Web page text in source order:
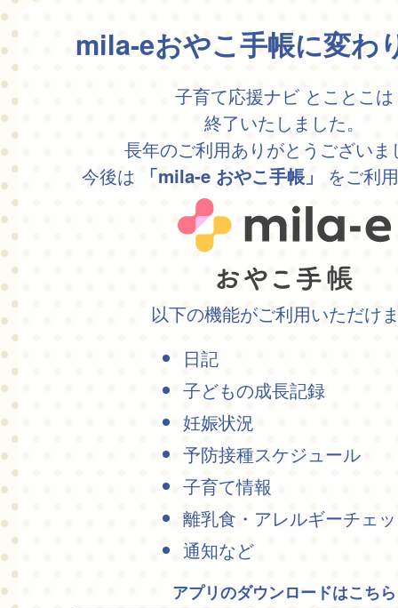
mila-eおやこ手帳に変わ
子育て応援ナビ とことこは
終了いたしました。
長年のご利用ありがとうございま
今後は
「mila-e おやこ手帳」 をご利
以下の機能がご利用いただけ
日記
子どもの成長記録
妊娠状況
予防接種スケジュール
子育て情報
離乳食・アレルギーチェ
通知など
アプリのダウンロードはこちら